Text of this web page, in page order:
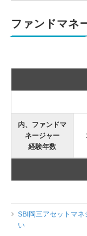
ファンドマネ
内、ファンドマ
ネージャー
経験年数
SBI岡三アセットマ
い